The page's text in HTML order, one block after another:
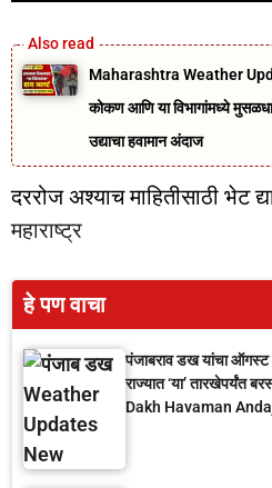
Maharashtra Weather
कोकण आणि या विभागांमध्ये
उद्याचा हवामान अंदाज
दररोज अश्याच माहितीसाठी भेट
महाराष्ट्र
हे पण वाचा
पंजाबराव डख यांचा ऑगस्ट
राज्यात ‘या’ तारखेपर्यंत
Dakh Havaman